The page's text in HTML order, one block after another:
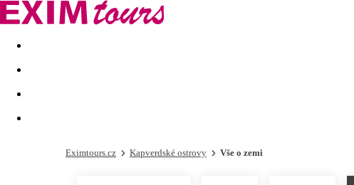
Akční nabídky Last minute
Eximtours.cz Kapverdské ostrovy Vše o zemi